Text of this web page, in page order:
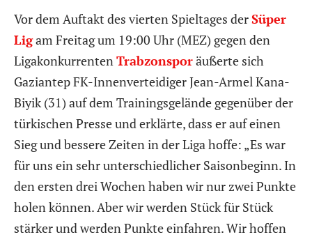
Vor dem Auftakt des vierten Spieltages derSüper
Ligam Freitag um 19:00 Uhr (MEZ) gegen den
Ligakonkurrenten Trabzonsporäußerte sich
Gaziantep FK-Innenverteidiger Jean-Armel Kana-
Biyik (31) auf dem Trainingsgelände gegenüber der
türkischen Presse und erklärte, dass er auf einen
Sieg und bessere Zeiten in der Liga hoffe: „Es war
für uns ein sehr unterschiedlicher Saisonbeginn. In
den ersten drei Wochen haben wir nur zwei Punkte
holen können. Aber wir werden Stück für Stück
stärker und werden Punkte einfahren. Wir hoffen